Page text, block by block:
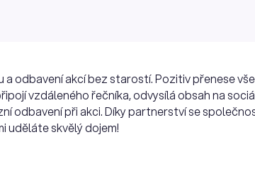
odbavení akcí bez starostí. Pozitiv přenese
vzdáleného řečníka, odvysílá obsah na
odbavení při akci. Díky partnerství se
uděláte skvělý dojem!